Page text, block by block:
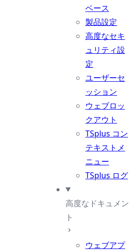
ベース
製品設定
高度なセキ
ュリティ設
定
ユーザーセ
ッション
ウェブロッ
クアウト
TSplus コン
テキストメ
ニュー
TSplus ログ
高度なドキュメン
ト
ウェブアプ